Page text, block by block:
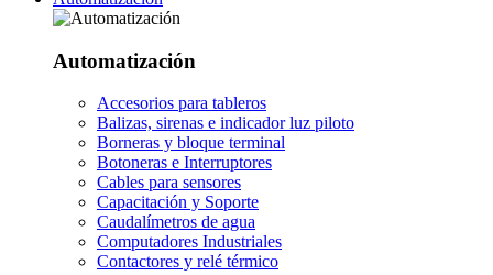
Automatización
Accesorios para tableros
Balizas, sirenas e indicador luz piloto
Borneras y bloque terminal
Botoneras e Interruptores
Cables para sensores
Capacitación y Soporte
Caudalímetros de agua
Computadores Industriales
Contactores y relé térmico